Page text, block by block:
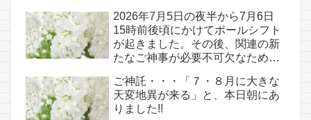
2026年7月5日の夜半から7月6日
15時前後頃にかけてポールシフト
が起きました。その後、関連の新
たなご神事が必要不可欠なため、
点であり古代太陽信仰の中心点で
もある伊弉諾宮、他3ヵ所へのご
神託あり！！
ご神託・・・「７・８月に大きな
天変地異が来る」と、本日朝にあ
りました!!